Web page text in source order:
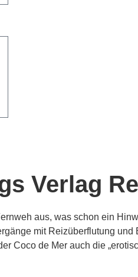
Verlag
aus, was schon ein
mit Reizüberflutung
Coco de Mer auch die